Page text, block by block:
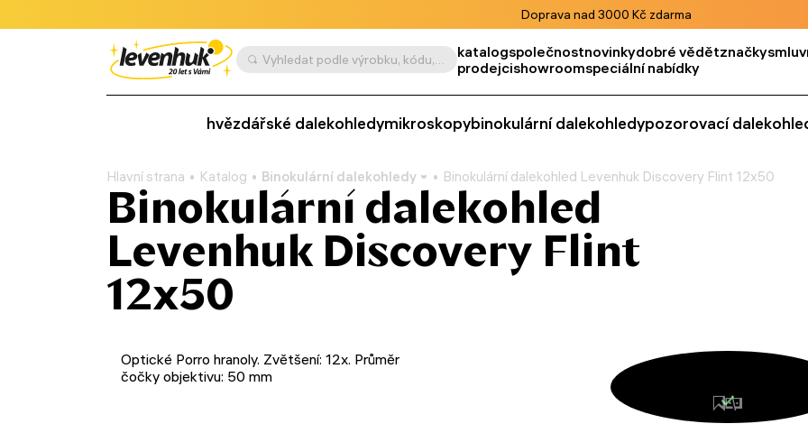
Doprava nad 3000 Kč zdarma
Vyhledat podle výrobku, kódu, kategorie apod. katalogspolečnostnovinkydobré vědětznačky
prodejcishowroomspeciální nabídky
hvězdářské dalekohledymikroskopybinokulární dalekohledypozorovací
Hlavní strana Katalog Binokulární dalekohledy Binokulární dalekohled Levenhuk Discovery Flint 12x50
Binokulární dalekohled
Levenhuk Discovery Flint
12x50
Optické Porro hranoly. Zvětšení: 12x. Průměr
čočky objektivu: 50 mm